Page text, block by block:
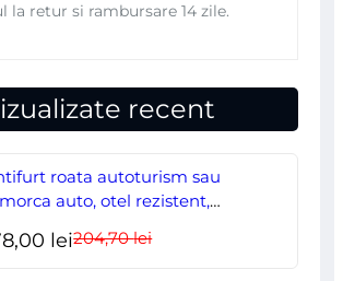
la retur si rambursare 14 zile.
recent
roata autoturism sau
auto, otel rezistent,
204,70leiPrețul
lei
Prețul